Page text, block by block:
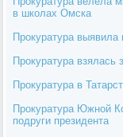
в школах Омска
Прокуратура
Прокуратура
Прокуратура в
Прокуратура Южной
подруги президента